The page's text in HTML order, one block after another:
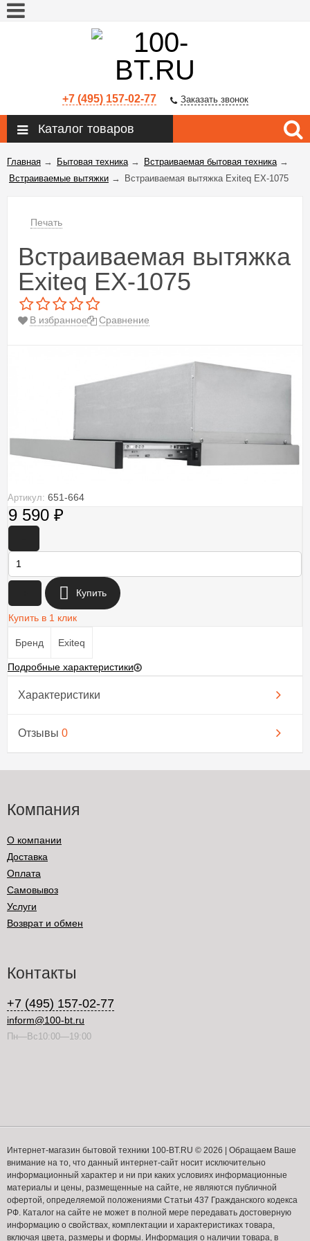
+7 (495) 157-02-77 Заказать звонок
Каталог товаров
Главная → Бытовая техника→ Встраиваемая бытовая техника→
Встраиваемые вытяжки → Встраиваемая вытяжка Exiteq EX-1075
Печать
Встраиваемая вытяжка
Exiteq EX-1075
В избранное Сравнение
Артикул: 651-664
9 590 ₽
Купить
Купить в 1 клик
Бренд Exiteq
Подробные характеристики
Характеристики
Отзывы 0
Компания
О компании
Доставка
Оплата
Самовывоз
Услуги
Возврат и обмен
Контакты
+7 (495) 157-02-77
inform@100-bt.ru
Пн—Вс10:00—19:00
Интернет-магазин бытовой техники 100-BT.RU © 2026 | Обращаем Ваше
внимание на то, что данный интернет-сайт носит исключительно
информационный характер и ни при каких условиях информационные
материалы и цены, размещенные на сайте, не являются публичной
офертой, определяемой положениями Статьи 437 Гражданского кодекса
РФ. Каталог на сайте не может в полной мере передавать достоверную
информацию о свойствах, комплектации и характеристиках товара,
включая цвета, размеры и формы. Информация о наличии товара, в